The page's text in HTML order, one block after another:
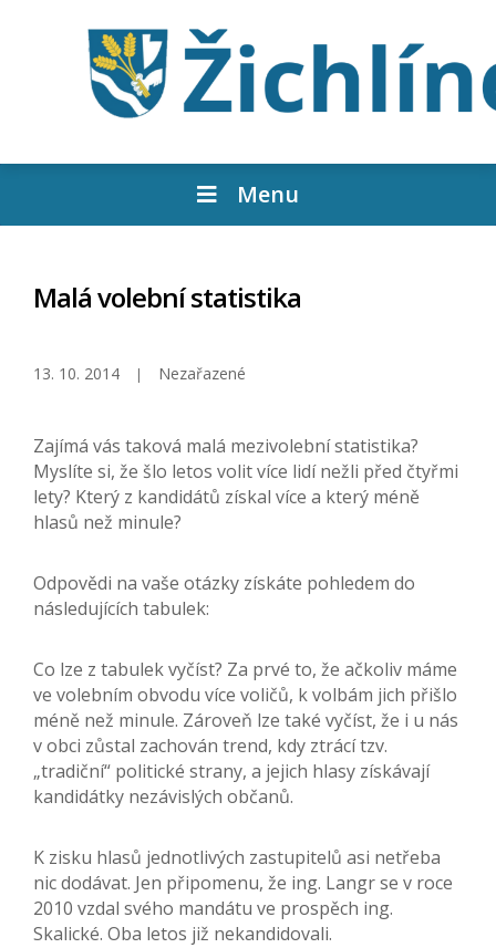
Menu
Malá volební statistika
13. 10. 2014 Nezařazené
Zajímá vás taková malá mezivolební statistika?
Myslíte si, že šlo letos volit více lidí nežli před čtyřmi
lety? Který z kandidátů získal více a který méně
hlasů než minule?
Odpovědi na vaše otázky získáte pohledem do
následujících tabulek:
Co lze z tabulek vyčíst? Za prvé to, že ačkoliv máme
ve volebním obvodu více voličů, k volbám jich přišlo
méně než minule. Zároveň lze také vyčíst, že i u nás
v obci zůstal zachován trend, kdy ztrácí tzv.
„tradiční“ politické strany, a jejich hlasy získávají
kandidátky nezávislých občanů.
K zisku hlasů jednotlivých zastupitelů asi netřeba
nic dodávat. Jen připomenu, že ing. Langr se v roce
2010 vzdal svého mandátu ve prospěch ing.
Skalické. Oba letos již nekandidovali.